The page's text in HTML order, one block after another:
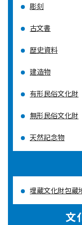
彫刻
古文書
歴史資料
建造物
有形民俗文化財
無形民俗文化財
天然記念物
埋蔵文化財包蔵
文